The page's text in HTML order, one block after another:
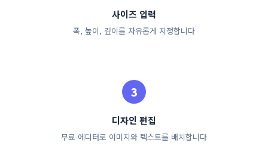
사이즈 입력
폭, 높이, 깊이를 자유롭게 지정합니다
디자인 편집
무료 에디터로 이미지와 텍스트를 배치합니다